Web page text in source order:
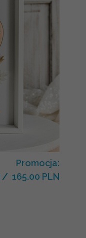
Promocja:
/ 165.00 PLN